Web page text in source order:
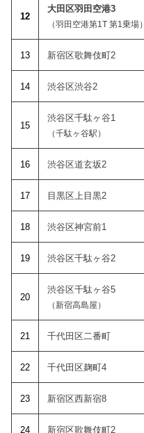
12
大田区羽田空港3
（羽田空港第1T 第1乗場）
13 新宿区歌舞伎町2
14 渋谷区渋谷2
15
渋谷区千駄ヶ谷1
（千駄ヶ谷駅）
16 渋谷区道玄坂2
17 目黒区上目黒2
18 渋谷区神宮前1
19 渋谷区千駄ヶ谷2
20
渋谷区千駄ヶ谷5
（新宿高島屋）
21 千代田区二番町
22 千代田区麹町4
23 新宿区西新宿8
24 新宿区歌舞伎町2